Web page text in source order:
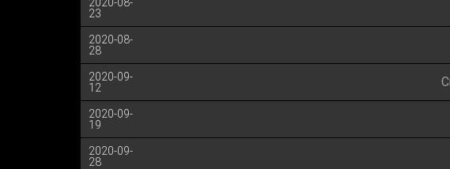
23
2020-08-
28
2020-09-
12
2020-09-
19
2020-09-
28